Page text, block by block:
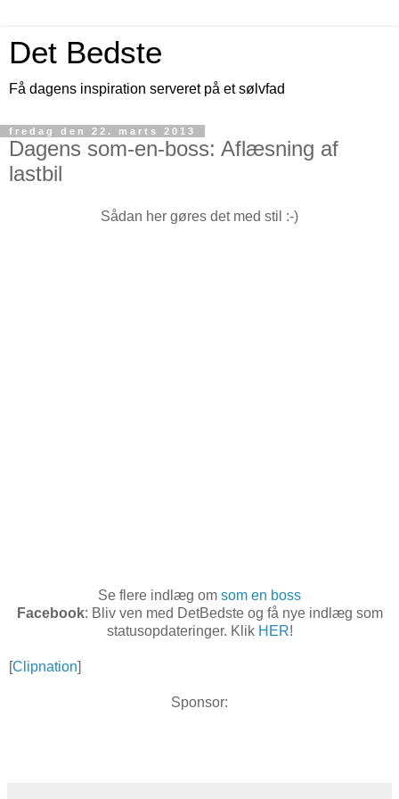
Det Bedste
Få dagens inspiration serveret på et sølvfad
fredag den 22. marts 2013
Dagens som-en-boss: Aflæsning af
lastbil
Sådan her gøres det med stil :-)
Se flere indlæg om som en boss
Facebook: Bliv ven med DetBedste og få nye indlæg som
statusopdateringer. Klik HER!
[Clipnation]
Sponsor: